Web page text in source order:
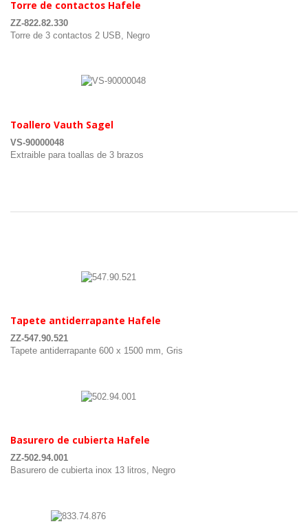
Torre de contactos Hafele
ZZ-822.82.330
Torre de 3 contactos 2 USB, Negro
Toallero Vauth Sagel
VS-90000048
Extraible para toallas de 3 brazos
Tapete antiderrapante Hafele
ZZ-547.90.521
Tapete antiderrapante 600 x 1500 mm, Gris
Basurero de cubierta Hafele
ZZ-502.94.001
Basurero de cubierta inox 13 litros, Negro